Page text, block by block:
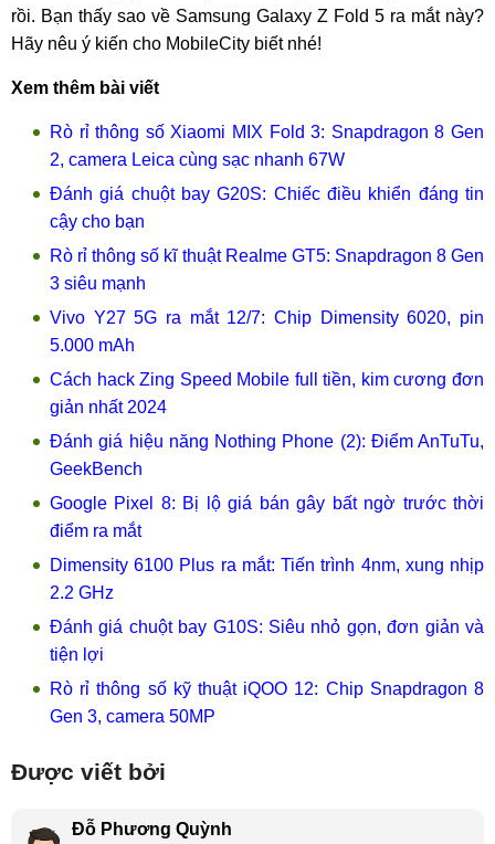
rồi. Bạn thấy sao về Samsung Galaxy Z Fold 5 ra mắt này?
Hãy nêu ý kiến cho MobileCity biết nhé!
Xem thêm bài viết
Rò rỉ thông số Xiaomi MIX Fold 3: Snapdragon 8 Gen
2, camera Leica cùng sạc nhanh 67W
Đánh giá chuột bay G20S: Chiếc điều khiển đáng tin
cậy cho bạn
Rò rỉ thông số kĩ thuật Realme GT5: Snapdragon 8 Gen
3 siêu mạnh
Vivo Y27 5G ra mắt 12/7: Chip Dimensity 6020, pin
5.000 mAh
Cách hack Zing Speed Mobile full tiền, kim cương đơn
giản nhất 2024
Đánh giá hiệu năng Nothing Phone (2): Điểm AnTuTu,
GeekBench
Google Pixel 8: Bị lộ giá bán gây bất ngờ trước thời
điểm ra mắt
Dimensity 6100 Plus ra mắt: Tiến trình 4nm, xung nhịp
2.2 GHz
Đánh giá chuột bay G10S: Siêu nhỏ gọn, đơn giản và
tiện lợi
Rò rỉ thông số kỹ thuật iQOO 12: Chip Snapdragon 8
Gen 3, camera 50MP
Được viết bởi
Đỗ Phương Quỳnh